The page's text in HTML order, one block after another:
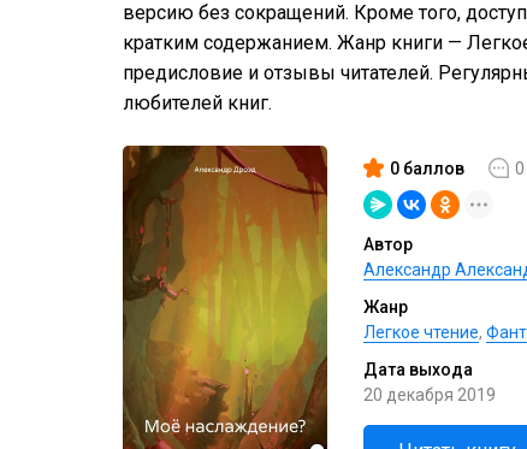
версию без сокращений. Кроме того,
кратким содержанием. Жанр книги —
предисловие и отзывы читателей.
любителей книг.
0 баллов
Автор
Александр
Жанр
Легкое чтение,
Дата выхода
20 декабря 2019